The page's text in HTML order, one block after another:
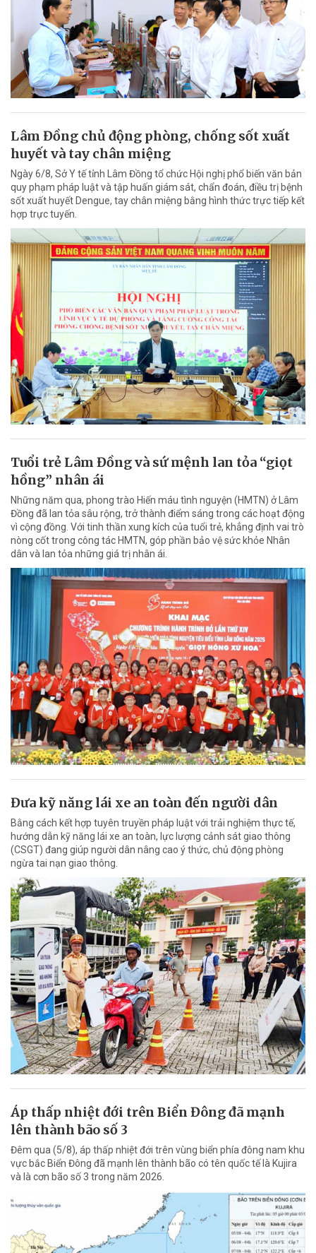
Lâm Đồng chủ động phòng, chống sốt xuất
huyết và tay chân miệng
Ngày 6/8, Sở Y tế tỉnh Lâm Đồng tổ chức Hội nghị phổ biến văn bản
quy phạm pháp luật và tập huấn giám sát, chẩn đoán, điều trị bệnh
sốt xuất huyết Dengue, tay chân miệng bằng hình thức trực tiếp kết
hợp trực tuyến.
Tuổi trẻ Lâm Đồng và sứ mệnh lan tỏa “giọt
hồng” nhân ái
Những năm qua, phong trào Hiến máu tình nguyện (HMTN) ở Lâm
Đồng đã lan tỏa sâu rộng, trở thành điểm sáng trong các hoạt động
vì cộng đồng. Với tinh thần xung kích của tuổi trẻ, khẳng định vai trò
nòng cốt trong công tác HMTN, góp phần bảo vệ sức khỏe Nhân
dân và lan tỏa những giá trị nhân ái.
Đưa kỹ năng lái xe an toàn đến người dân
Bằng cách kết hợp tuyên truyền pháp luật với trải nghiệm thực tế,
hướng dẫn kỹ năng lái xe an toàn, lực lượng cảnh sát giao thông
(CSGT) đang giúp người dân nâng cao ý thức, chủ động phòng
ngừa tai nạn giao thông.
Áp thấp nhiệt đới trên Biển Đông đã mạnh
lên thành bão số 3
Đêm qua (5/8), áp thấp nhiệt đới trên vùng biển phía đông nam khu
vực bắc Biển Đông đã mạnh lên thành bão có tên quốc tế là Kujira
và là cơn bão số 3 trong năm 2026.